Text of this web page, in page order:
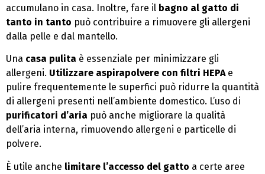
accumulano in casa. Inoltre, fare il bagno al gatto di
tanto in tanto può contribuire a rimuovere gli allergeni
dalla pelle e dal mantello.
Una casa pulita è essenziale per minimizzare gli
allergeni. Utilizzare aspirapolvere con filtri HEPAe
pulire frequentemente le superfici può ridurre la quantità
di allergeni presenti nell’ambiente domestico. L’uso di
purificatori d’aria può anche migliorare la qualità
dell’aria interna, rimuovendo allergeni e particelle di
polvere.
È utile anche limitare l’accesso del gatto a certe aree